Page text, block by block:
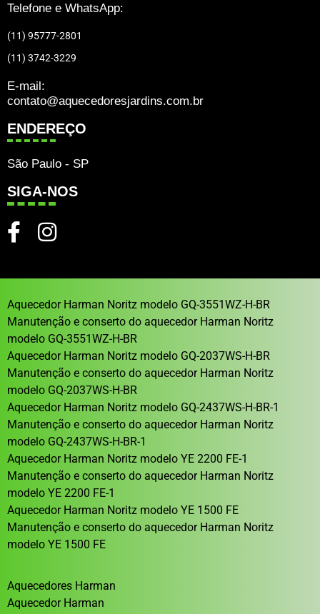
Telefone e WhatsApp:
(11) 95777-2801
(11) 3742-3229
E-mail:
contato@aquecedoresjardins.com.br
ENDEREÇO
São Paulo - SP
SIGA-NOS
Aquecedor Harman Noritz modelo GQ-3551WZ-H-BR
Manutenção e conserto do aquecedor Harman Noritz
modelo GQ-3551WZ-H-BR
Aquecedor Harman Noritz modelo GQ-2037WS-H-BR
Manutenção e conserto do aquecedor Harman Noritz
modelo GQ-2037WS-H-BR
Aquecedor Harman Noritz modelo GQ-2437WS-H-BR-1
Manutenção e conserto do aquecedor Harman Noritz
modelo GQ-2437WS-H-BR-1
Aquecedor Harman Noritz modelo YE 2200 FE-1
Manutenção e conserto do aquecedor Harman Noritz
modelo YE 2200 FE-1
Aquecedor Harman Noritz modelo YE 1500 FE
Manutenção e conserto do aquecedor Harman Noritz
modelo YE 1500 FE
Aquecedores Harman
Aquecedor Harman